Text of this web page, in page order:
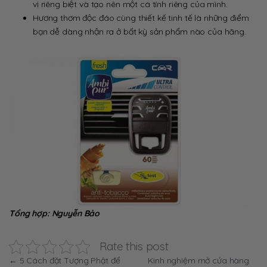
vị riêng biệt và tạo nên một cá tính riêng của mình.
Hương thơm độc đáo cùng thiết kế tinh tế là những điểm
bạn dễ dàng nhận ra ở bất kỳ sản phẩm nào của hãng.
Tổng hợp: Nguyễn Bảo
Rate this post
← 5 Cách đặt Tượng Phật để Kinh nghiệm mở cửa hàng